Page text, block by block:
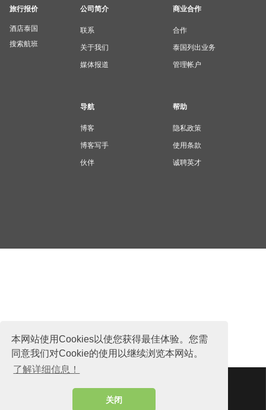
本网站使用Cookies以使您获得最佳体验。您需
同意我们对Cookie的使用以继续浏览本网站。
了解详细信息！
关闭
旅行报价
酒店泰国
搜索航班
公司简介
联系
关于我们
媒体报道
商业合作
合作
泰国列出业务
管理帐户
导航
博客
博客写手
伙伴
帮助
隐私政策
使用条款
诚聘英才
版权所有 © 2026 ThailandGuide24.cn 保留所有权利 Siam